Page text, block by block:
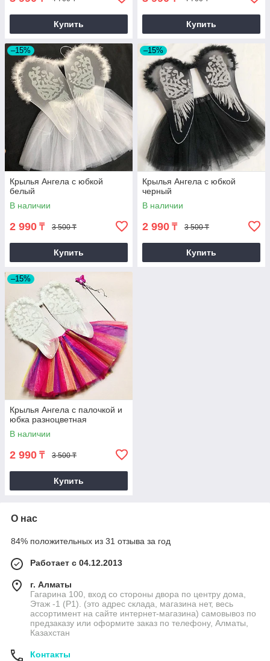
Купить Купить
–15%
Крылья Ангела с юбкой
белый
В наличии
2 990 ₸ 3 500 ₸
Купить
–15%
Крылья Ангела с юбкой
черный
В наличии
2 990 ₸ 3 500 ₸
Купить
–15%
Крылья Ангела с палочкой и
юбка разноцветная
В наличии
2 990 ₸ 3 500 ₸
Купить
О нас
84% положительных из 31 отзыва за год
Работает с 04.12.2013
г. Алматы
Гагарина 100, вход со стороны двора по центру дома,
Этаж -1 (P1). (это адрес склада, магазина нет, весь
ассортимент на сайте интернет-магазина) самовывоз по
предзаказу или оформите заказ по телефону, Алматы,
Казахстан
Контакты